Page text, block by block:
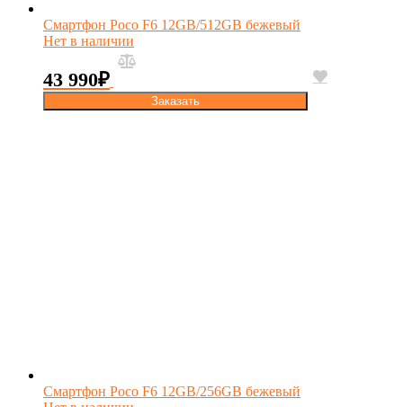
Смартфон Poco F6 12GB/512GB бежевый
Нет в наличии
43 990₽
Заказать
Смартфон Poco F6 12GB/256GB бежевый